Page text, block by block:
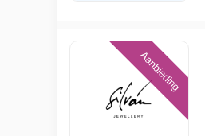
Aanbieding